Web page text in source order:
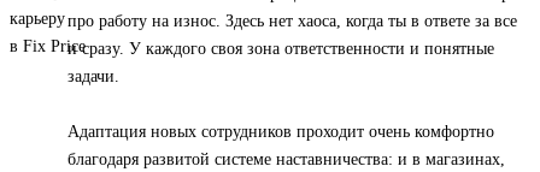
про работу на износ. Здесь нет хаоса, когда ты в ответе за все
и сразу. У каждого своя зона ответственности и понятные
задачи.
Адаптация новых сотрудников проходит очень комфортно
благодаря развитой системе наставничества: и в магазинах,